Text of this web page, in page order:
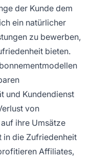
der Kunde dem
ein natürlicher
zu bewerben,
bieten.
und Kundendienst
von
ihre Umsätze
in die Zufriedenheit
Affiliates,